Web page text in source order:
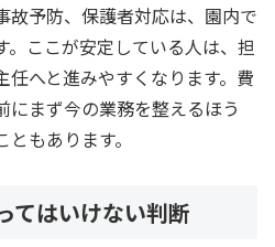
故予防、保護者対応は、園内で
ここが安定している人は、担
へと進みやすくなります。費
にまず今の業務を整えるほう
もあります。
てはいけない判断